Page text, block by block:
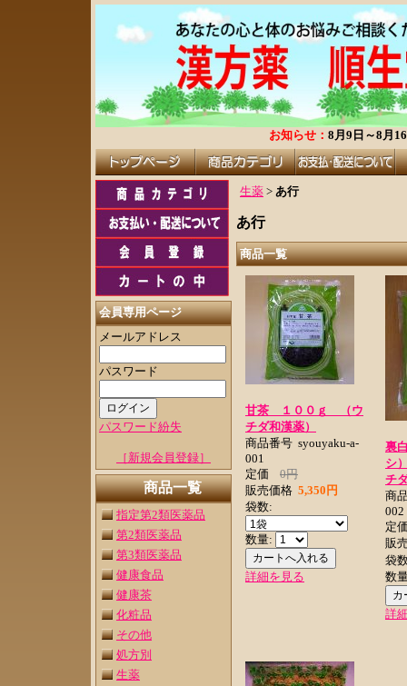
お知らせ： 8月9日～8月
会員専用ページ
メールアドレス
パスワード
パスワード紛失
［新規会員登録］
商品一覧
指定第2類医薬品
第2類医薬品
第3類医薬品
健康食品
健康茶
化粧品
その他
処方別
生薬
生薬 > あ行
あ行
商品一覧
甘茶 １００ｇ （ウ
チダ和漢薬）
商品番号 syouyaku-a-
001
定価 0円
販売価格 5,350円
袋数:
数量:
詳細を見る
裏
シ
チ
商
002
定
販
袋
数
詳